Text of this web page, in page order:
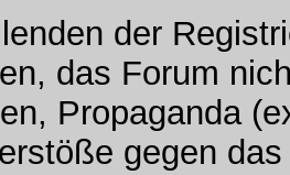
der
das Forum
Propaganda
gegen